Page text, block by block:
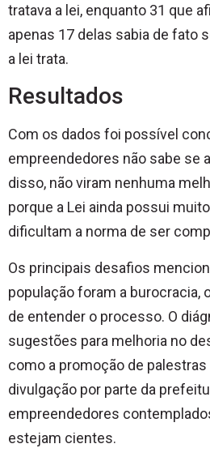
tratava a lei, enquanto 31 que
apenas 17 delas sabia de fato
a lei trata.
Resultados
Com os dados foi possível
empreendedores não sabe se
disso, não viram nenhuma
porque a Lei ainda possui
dificultam a norma de ser
Os principais desafios
população foram a burocracia,
de entender o processo. O
sugestões para melhoria no
como a promoção de
divulgação por parte da
empreendedores
estejam cientes.